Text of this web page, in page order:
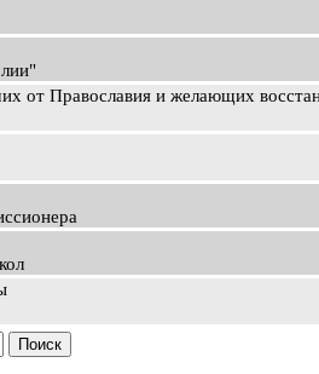
от Православия и желающих